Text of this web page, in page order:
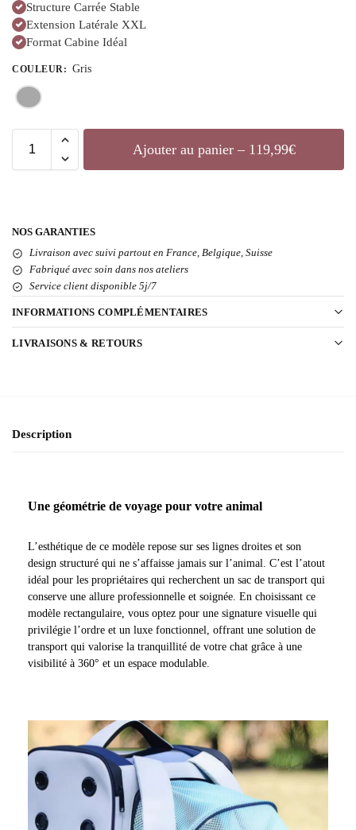
Structure Carrée Stable
Extension Latérale XXL
Format Cabine Idéal
COULEUR: Gris
Ajouter au panier – 119,99€
NOS GARANTIES
Livraison avec suivi partout en France, Belgique, Suisse
Fabriqué avec soin dans nos ateliers
Service client disponible 5j/7
INFORMATIONS COMPLÉMENTAIRES
LIVRAISONS & RETOURS
Description
Une géométrie de voyage pour votre animal
L’esthétique de ce modèle repose sur ses lignes droites et son
design structuré qui ne s’affaisse jamais sur l’animal. C’est l’atout
idéal pour les propriétaires qui recherchent un sac de transport qui
conserve une allure professionnelle et soignée. En choisissant ce
modèle rectangulaire, vous optez pour une signature visuelle qui
privilégie l’ordre et un luxe fonctionnel, offrant une solution de
transport qui valorise la tranquillité de votre chat grâce à une
visibilité à 360° et un espace modulable.